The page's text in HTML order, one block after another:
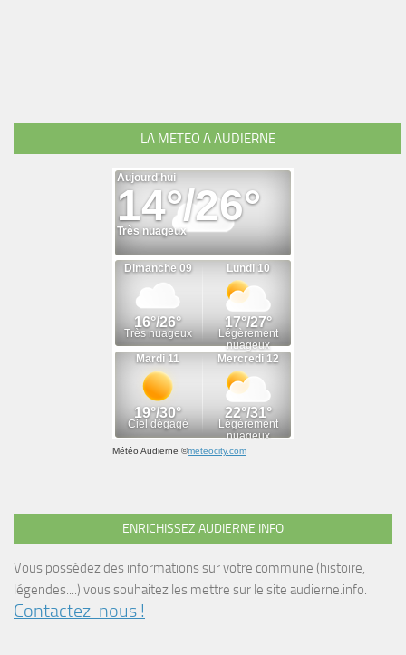
LA METEO A AUDIERNE
Météo Audierne ©meteocity.com
ENRICHISSEZ AUDIERNE INFO
Vous possédez des informations sur votre commune (histoire,
légendes....) vous souhaitez les mettre sur le site audierne.info.
Contactez-nous !